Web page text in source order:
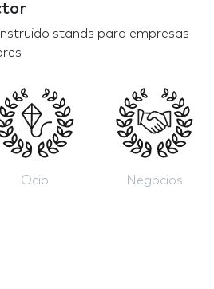
stands para empresas
Ocio Negocios